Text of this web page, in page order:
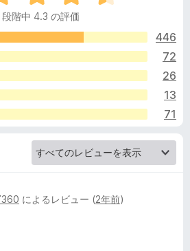
ウ
ザ
ー
ド
オ
ン
段階中 4.3 の評価
446
72
26
13
71
によるレビュー (2年前)